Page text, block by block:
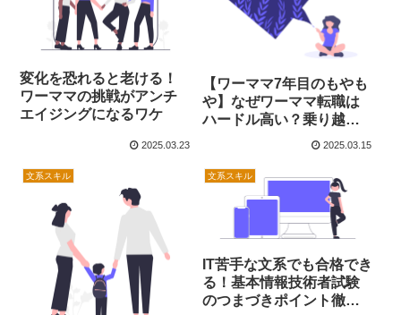
変化を恐れると老ける！
ワーママの挑戦がアンチ
エイジングになるワケ
2025.03.23
【ワーママ7年目のもやも
や】なぜワーママ転職は
ハードル高い？乗り越え
るための小さな一歩とは
2025.03.15
文系スキル 文系スキル
IT苦手な文系でも合格でき
る！基本情報技術者試験
のつまづきポイント徹底